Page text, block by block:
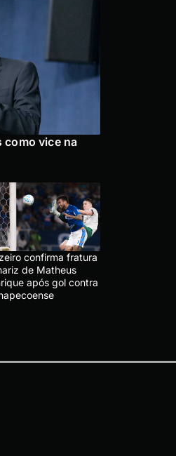
como vice na
confirma fratura
de Matheus
após gol contra